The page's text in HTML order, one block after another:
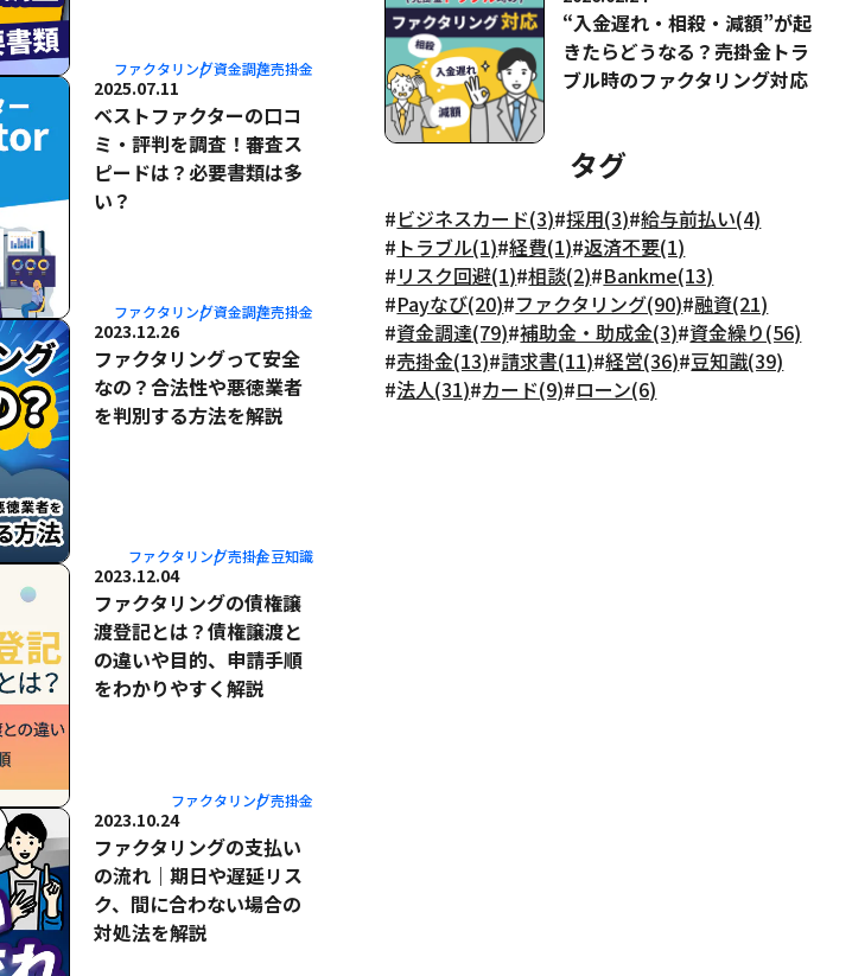
ファクタリング資金調達売掛金
2025.07.11
ベストファクターの口コ
ミ・評判を調査！審査ス
ピードは？必要書類は多
い？
ファクタリング資金調達売掛金
2023.12.26
ファクタリングって安全
なの？合法性や悪徳業者
を判別する方法を解説
ファクタリング売掛金豆知識
2023.12.04
ファクタリングの債権譲
渡登記とは？債権譲渡と
の違いや目的、申請手順
をわかりやすく解説
ファクタリング売掛金
2023.10.24
ファクタリングの支払い
の流れ｜期日や遅延リス
ク、間に合わない場合の
対処法を解説
“入金遅れ・相殺・減額”が起
きたらどうなる？売掛金トラ
ブル時のファクタリング対応
タグ
#ビジネスカード(3)#採用(3)#給与前払い(4)
# トラブル(1)#経費(1)#返済不要(1)
#リスク回避(1)#相談(2)#Bankme(13)
#Payなび(20)#ファクタリング(90)#融資(21)
#資金調達(79)#補助金・助成金(3)#資金繰り(56)
#売掛金(13)#請求書(11)#経営(36)#豆知識(39)
#法人(31)#カード(9)#ローン(6)